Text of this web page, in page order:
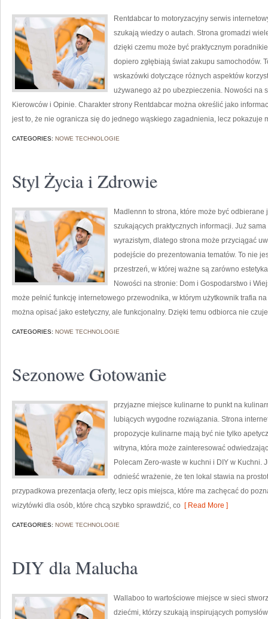
Rentdabcar to motoryzacyjny serwis
szukają wiedzy o autach. Strona gromadzi
dzięki czemu może być praktycznym
dopiero zgłębiają świat zakupu samochodów.
wskazówki dotyczące różnych aspektów
używanego aż po ubezpieczenia. Nowości na
Kierowców i Opinie. Charakter strony Rentdabcar można określić jako
jest to, że nie ogranicza się do jednego wąskiego zagadnienia, lecz pokazuje
CATEGORIES: NOWE TECHNOLOGIE
Styl Życia i Zdrowie
Madlennn to strona, które może być
szukających praktycznych informacji. Już
wyrazistym, dlatego strona może przyciągać
podejście do prezentowania tematów. To nie
przestrzeń, w której ważne są zarówno
Nowości na stronie: Dom i Gospodarstwo i
może pełnić funkcję internetowego przewodnika, w którym użytkownik trafia
można opisać jako estetyczny, ale funkcjonalny. Dzięki temu odbiorca nie
CATEGORIES: NOWE TECHNOLOGIE
Sezonowe Gotowanie
przyjazne miejsce kulinarne to punkt na
lubiących wygodne rozwiązania. Strona
propozycje kulinarne mają być nie tylko
witryna, która może zainteresować
Polecam Zero-waste w kuchni i DIY w Kuchni.
odnieść wrażenie, że ten lokal stawia na
przypadkowa prezentacja oferty, lecz opis miejsca, które ma zachęcać do
wizytówki dla osób, które chcą szybko sprawdzić, co [ Read More ]
CATEGORIES: NOWE TECHNOLOGIE
DIY dla Malucha
Wallaboo to wartościowe miejsce w sieci
dziećmi, którzy szukają inspirujących